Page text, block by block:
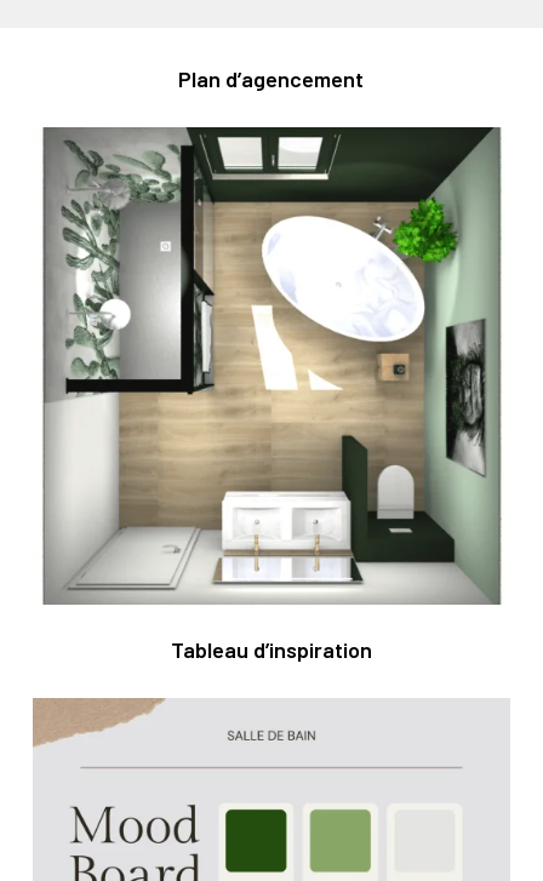
Plan d’agencement
Tableau d’inspiration